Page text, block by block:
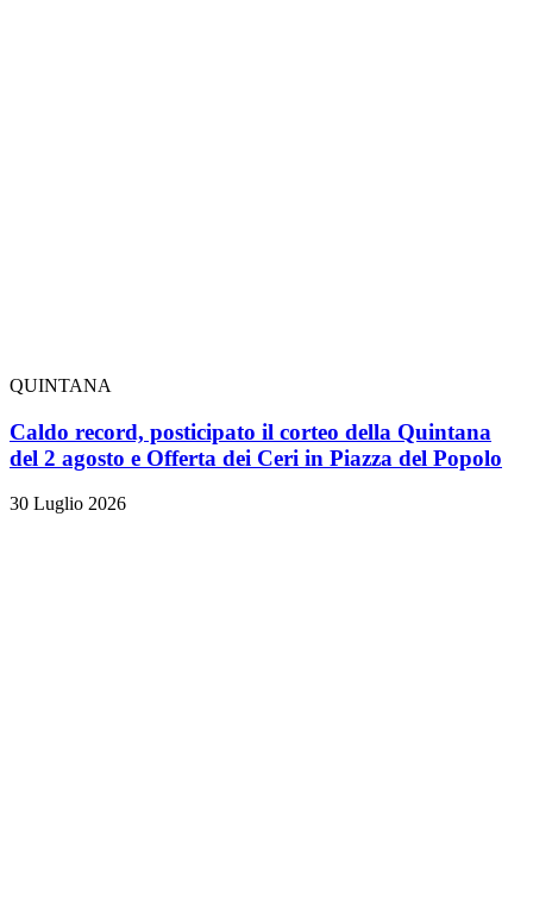
QUINTANA
Caldo record, posticipato il corteo della Quintana
del 2 agosto e Offerta dei Ceri in Piazza del Popolo
30 Luglio 2026